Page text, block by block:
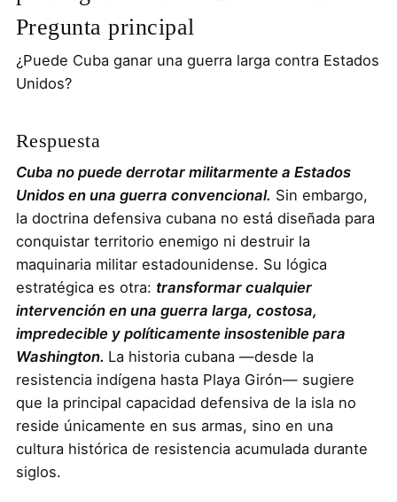
Pregunta principal
¿Puede Cuba ganar una guerra larga contra Estados
Unidos?
Respuesta
Cuba no puede derrotar militarmente a Estados
Unidos en una guerra convencional. Sin embargo,
la doctrina defensiva cubana no está diseñada para
conquistar territorio enemigo ni destruir la
maquinaria militar estadounidense. Su lógica
estratégica es otra: transformar cualquier
intervención en una guerra larga, costosa,
impredecible y políticamente insostenible para
Washington. La historia cubana —desde la
resistencia indígena hasta Playa Girón— sugiere
que la principal capacidad defensiva de la isla no
reside únicamente en sus armas, sino en una
cultura histórica de resistencia acumulada durante
siglos.